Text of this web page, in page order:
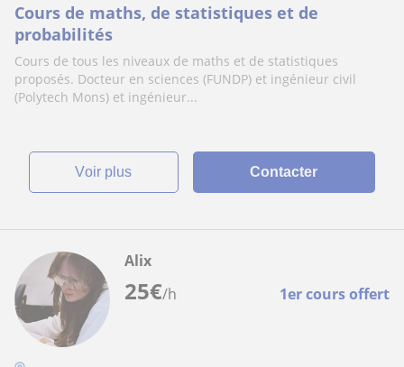
Cours de maths, de statistiques et de
probabilités
Cours de tous les niveaux de maths et de statistiques
proposés. Docteur en sciences (FUNDP) et ingénieur civil
(Polytech Mons) et ingénieur...
voir plus Contacter
25€/h 1er cours offert
Alix